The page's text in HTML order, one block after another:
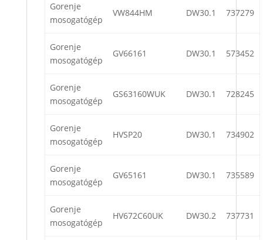
Gorenje
mosogatógép
VW844HM DW30.1 737279
Gorenje
mosogatógép
GV66161 DW30.1 573452
Gorenje
mosogatógép
GS63160WUK DW30.1 728245
Gorenje
mosogatógép
HVSP20 DW30.1 734902
Gorenje
mosogatógép
GV65161 DW30.1 735589
Gorenje
mosogatógép
HV672C60UK DW30.2 737731